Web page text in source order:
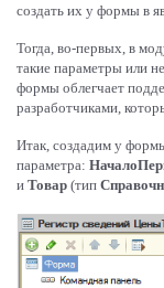
создать их у формы в
Тогда, во-первых, в
такие параметры или
формы облегчает
разработчиками,
Итак, создадим у
параметра:
и Товар (тип